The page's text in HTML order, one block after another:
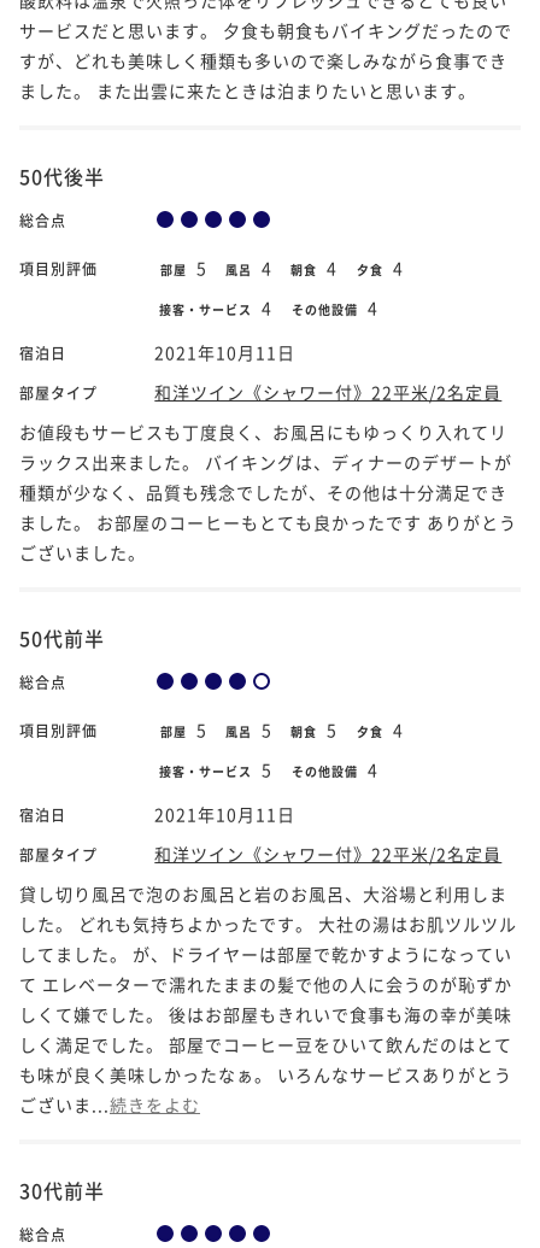
サービスだと思います。 夕食も朝食もバイキングだったので
すが、どれも美味しく種類も多いので楽しみながら食事でき
ました。 また出雲に来たときは泊まりたいと思います。
50代後半
総合点
項目別評価 部屋 5 風呂 4 朝食 4 夕食 4
接客・サービス 4 その他設備 4
宿泊日 2021年10月11日
部屋タイプ
和洋ツイン《シャワー付》22平米/2名定員
お値段もサービスも丁度良く、お風呂にもゆっくり入れてリ
ラックス出来ました。 バイキングは、ディナーのデザートが
種類が少なく、品質も残念でしたが、その他は十分満足でき
ました。 お部屋のコーヒーもとても良かったです ありがとう
ございました。
50代前半
総合点
項目別評価 部屋 5 風呂 5 朝食 5 夕食 4
接客・サービス 5 その他設備 4
宿泊日 2021年10月11日
部屋タイプ
和洋ツイン《シャワー付》22平米/2名定員
貸し切り風呂で泡のお風呂と岩のお風呂、大浴場と利用しま
した。 どれも気持ちよかったです。 大社の湯はお肌ツルツル
してました。 が、ドライヤーは部屋で乾かすようになってい
て エレベーターで濡れたままの髪で他の人に会うのが恥ずか
しくて嫌でした。 後はお部屋もきれいで食事も海の幸が美味
しく満足でした。 部屋でコーヒー豆をひいて飲んだのはとて
も味が良く美味しかったなぁ。 いろんなサービスありがとう
ございま... 続きをよむ
30代前半
総合点